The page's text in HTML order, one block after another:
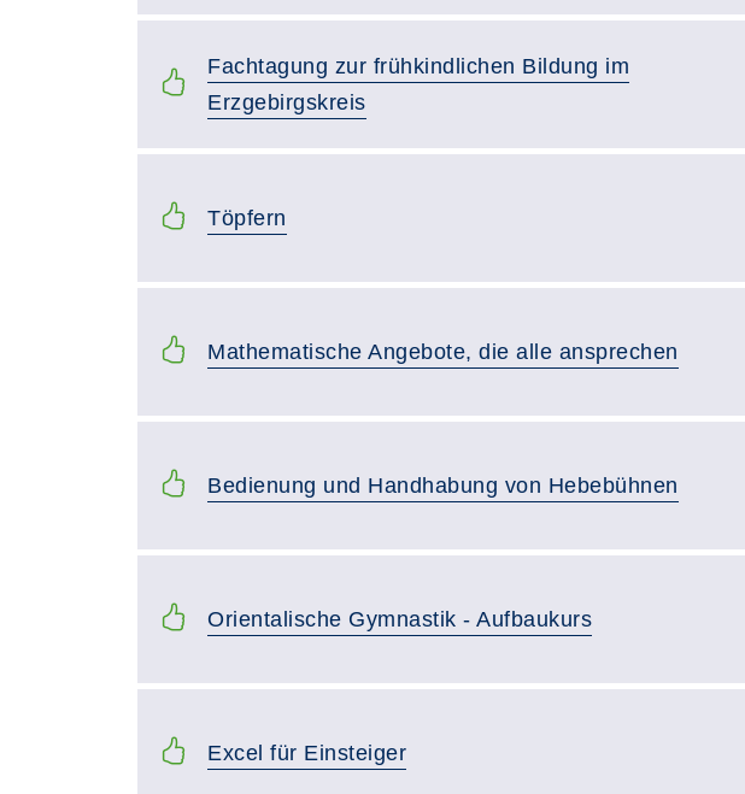
Fachtagung zur frühkindlichen Bildung im
Erzgebirgskreis
Töpfern
Mathematische Angebote, die alle ansprechen
Bedienung und Handhabung von Hebebühnen
Orientalische Gymnastik - Aufbaukurs
Excel für Einsteiger